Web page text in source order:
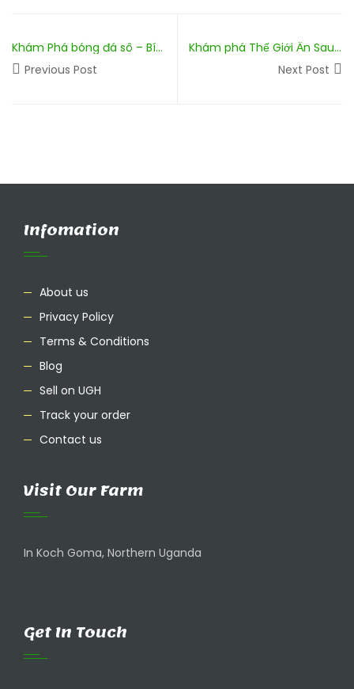
Khám Phá bóng đá sô – Bí Quyết Thành Công Trong Giải Trí
Previous Post
Khám phá Thế Giới Ẩn Sau https__ab77.ong_ - Cơ Hội & Thách Thức
Next Post
Infomation
About us
Privacy Policy
Terms & Conditions
Blog
Sell on UGH
Track your order
Contact us
Visit Our Farm
In Koch Goma, Northern Uganda
Get In Touch